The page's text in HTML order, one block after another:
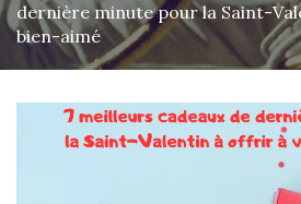
dernière minute pour la Saint-
bien-aimé